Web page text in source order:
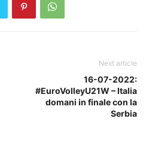
Next article
16-07-2022:
#EuroVolleyU21W – Italia
domani in finale con la
Serbia